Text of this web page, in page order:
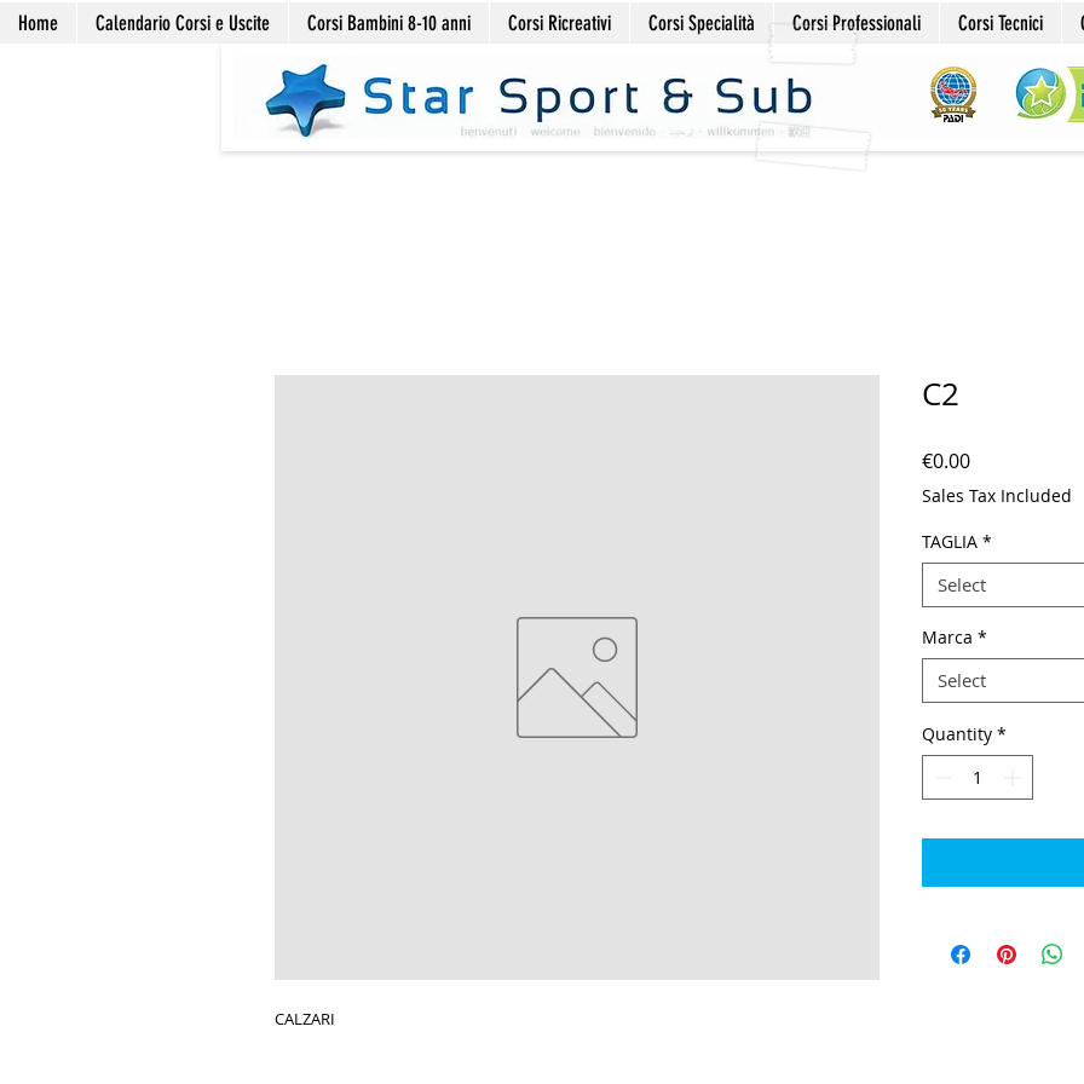
Home Calendario Corsi e Uscite Corsi Bambini 8-10 anni Corsi Ricreativi Corsi Specialità Corsi Professionali Corsi Tecnici
CALZARI
C2
€0.00Price
Sales Tax Included
TAGLIA *
Select
Marca *
Select
Quantity *